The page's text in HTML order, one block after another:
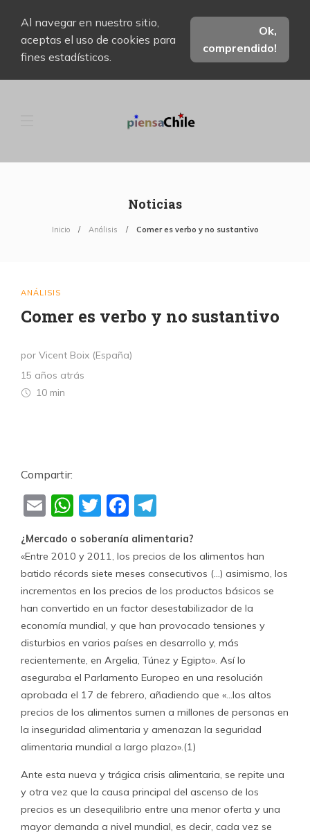
Al navegar en nuestro sitio,
aceptas el uso de cookies para
fines estadísticos.
Ok,
comprendido!
Noticias
Inicio Análisis Comer es verbo y no sustantivo
ANÁLISIS
Comer es verbo y no sustantivo
por Vicent Boix (España)
15 años atrás
10 min
Compartir:
EmailWhatsApp
TwitterFacebook
¿Mercado o soberanía alimentaria?
«Entre 2010 y 2011, los precios de los alimentos han
batido récords siete meses consecutivos (…) asimismo, los
incrementos en los precios de los productos básicos se
han convertido en un factor desestabilizador de la
economía mundial, y que han provocado tensiones y
disturbios en varios países en desarrollo y, más
recientemente, en Argelia, Túnez y Egipto». Así lo
aseguraba el Parlamento Europeo en una resolución
aprobada el 17 de febrero, añadiendo que «…los altos
precios de los alimentos sumen a millones de personas en
la inseguridad alimentaria y amenazan la seguridad
alimentaria mundial a largo plazo».(1)
Ante esta nueva y trágica crisis alimentaria, se repite una
y otra vez que la causa principal del ascenso de los
precios es un desequilibrio entre una menor oferta y una
mayor demanda a nivel mundial, es decir, cada vez se